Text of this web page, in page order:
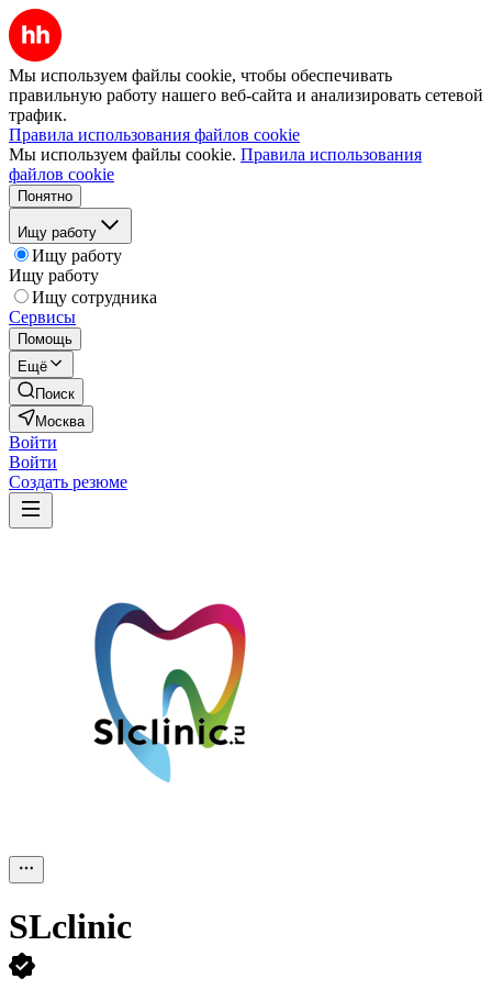
Мы используем файлы cookie, чтобы обеспечивать
правильную работу нашего веб-сайта и анализировать сетевой
трафик.
Правила использования файлов cookie
Мы используем файлы cookie. Правила использования
файлов cookie
Понятно
Ищу работу
Ищу работу
Ищу работу
Ищу сотрудника
Сервисы
Помощь
Ещё
Поиск
Москва
Войти
Войти
Создать резюме
SLclinic